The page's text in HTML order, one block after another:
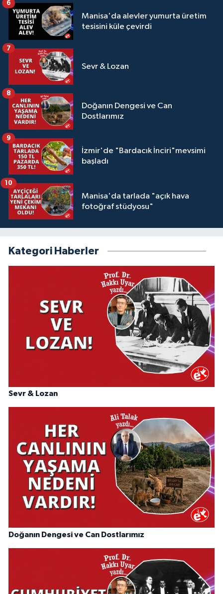
Manisa'da alevler yumurta üretim
tesisini küle çevirdi
6
Sevr & Lozan
7
Doğanın Dengesi ve Can
Dostlarımız
8
İzmir'de "Bardacık İnciri"mevsimi
başladı
9
Manisa'da tarlada "açık hava
fotoğraf stüdyosu"
10
Kategori Haberler
Sevr & Lozan
Doğanın Dengesi ve Can Dostlarımız